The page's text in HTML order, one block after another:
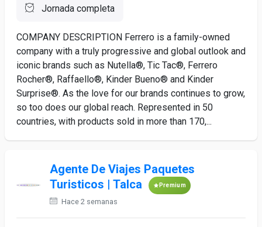
Jornada completa
COMPANY DESCRIPTION Ferrero is a family-owned
company with a truly progressive and global outlook and
iconic brands such as Nutella®, Tic Tac®, Ferrero
Rocher®, Raffaello®, Kinder Bueno® and Kinder
Surprise®. As the love for our brands continues to grow,
so too does our global reach. Represented in 50
countries, with products sold in more than 170,...
Agente De Viajes Paquetes
Turisticos | Talca
Premium
Hace 2 semanas